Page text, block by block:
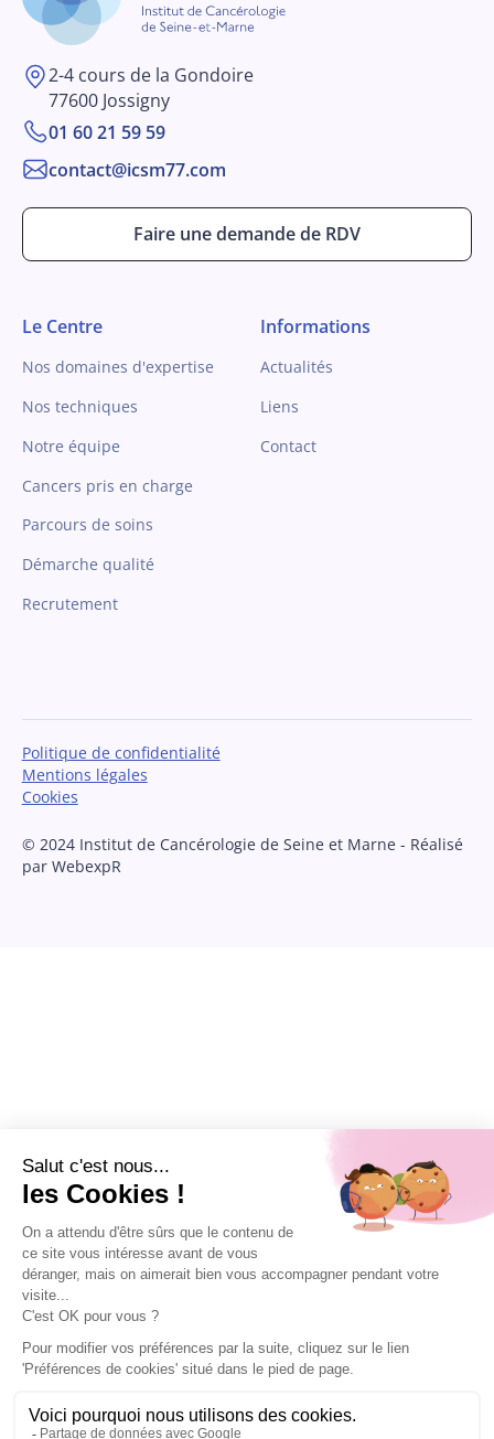
2-4 cours de la Gondoire
77600 Jossigny
01 60 21 59 59
contact@icsm77.com
Faire une demande de RDV
Le Centre
Nos domaines d'expertise
Nos techniques
Notre équipe
Cancers pris en charge
Parcours de soins
Démarche qualité
Recrutement
Informations
Actualités
Liens
Contact
© 2024 Institut de Cancérologie de Seine et Marne - Réalisé
par WebexpR
Politique de confidentialité
Mentions légales
Cookies